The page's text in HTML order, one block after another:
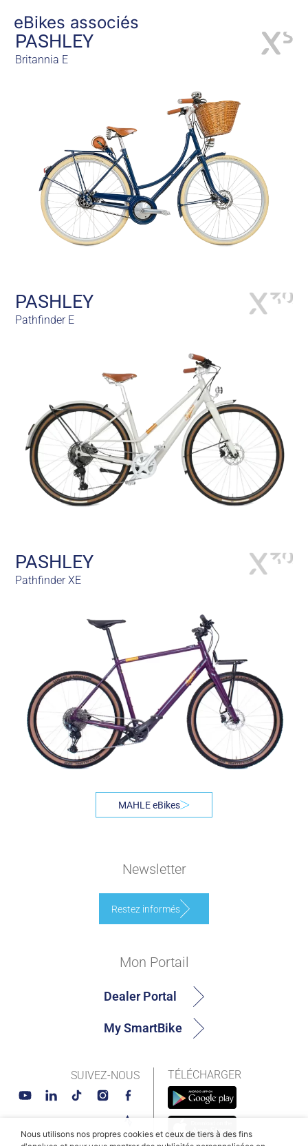
eBikes associés
PASHLEY
Britannia E
PASHLEY
Pathfinder E
PASHLEY
Pathfinder XE
MAHLE eBikes
Newsletter
Restez informés
TÉLÉCHARGER
Mon Portail
Dealer Portal
My SmartBike
SUIVEZ-NOUS
Nous utilisons nos propres cookies et ceux de tiers à des fins